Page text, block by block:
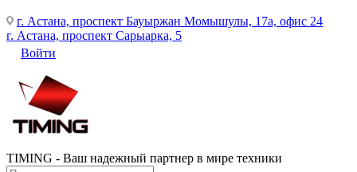
г. Астана, проспект Бауыржан Момышулы, 17а, офис 24
г. Астана, проспект Сарыарка, 5
Войти
TIMING - Ваш надежный партнер в мире техники